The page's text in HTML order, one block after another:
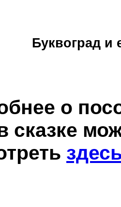
Буквоград и
о
сказке